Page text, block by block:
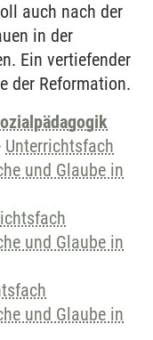
auch nach der
in der
Ein vertiefender
der Reformation.
Unterrichtsfach
und Glaube in
und Glaube in
und Glaube in